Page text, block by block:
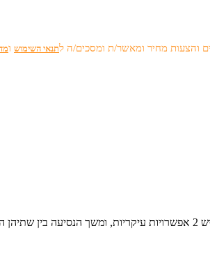
והצעות מחיר ומאשר/ת ומסכים/ה לתנאי השימוש ו